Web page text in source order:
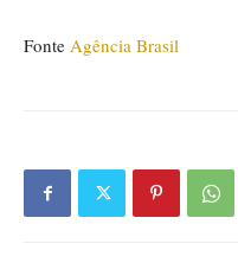
Fonte Agência Brasil